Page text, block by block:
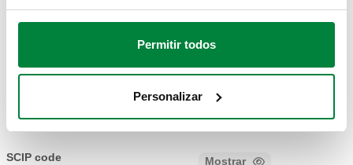
Permitir todos
Personalizar
Mostrar
CALEFFI, 400401. Válvulas termostatizáveis e
detentores HIGH-STYLE para toalheiros. Ligações em
SCIP code
Mostrar